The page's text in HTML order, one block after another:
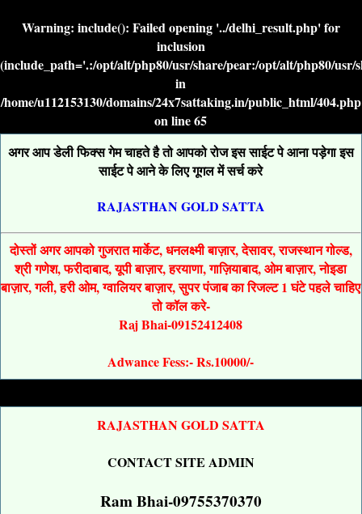
Warning: include(): Failed opening '../delhi_result.php' for
inclusion
(include_path='.:/opt/alt/php80/usr/share/pear:/opt/alt/php80/
in
/home/u112153130/domains/24x7sattaking.in/public_html/404.php
on line65
अगर आप डेली फिक्स गेम चाहते है तो आपको रोज इस साईट पे आना पड़ेगा इस
साईट पे आने के लिए गूगल में सर्च करे
RAJASTHAN GOLD SATTA
दोस्तों अगर आपको गुजरात मार्केट, धनलक्ष्मी बाज़ार, देसावर, राजस्थान गोल्ड,
श्री गणेश, फरीदाबाद, यूपी बाज़ार, हरयाणा, गाज़ियाबाद, ओम बाज़ार, नोइडा
बाज़ार, गली, हरी ओम, ग्वालियर बाज़ार, सुपर पंजाब का रिजल्ट 1 घंटे पहले चाहिए
तो कॉल करे-
Raj Bhai-09152412408
Adwance Fess:- Rs.10000/-
RAJASTHAN GOLD SATTA
CONTACT SITE ADMIN
Ram Bhai-09755370370